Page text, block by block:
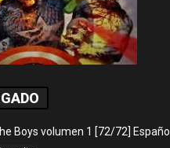
Boys volumen 1 [72/72] Español